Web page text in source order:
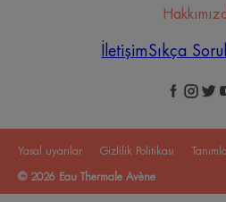
İletişimSıkça
Yasal uyarılar Gizlilik Politikası
© 2026 Eau Thermale Avène